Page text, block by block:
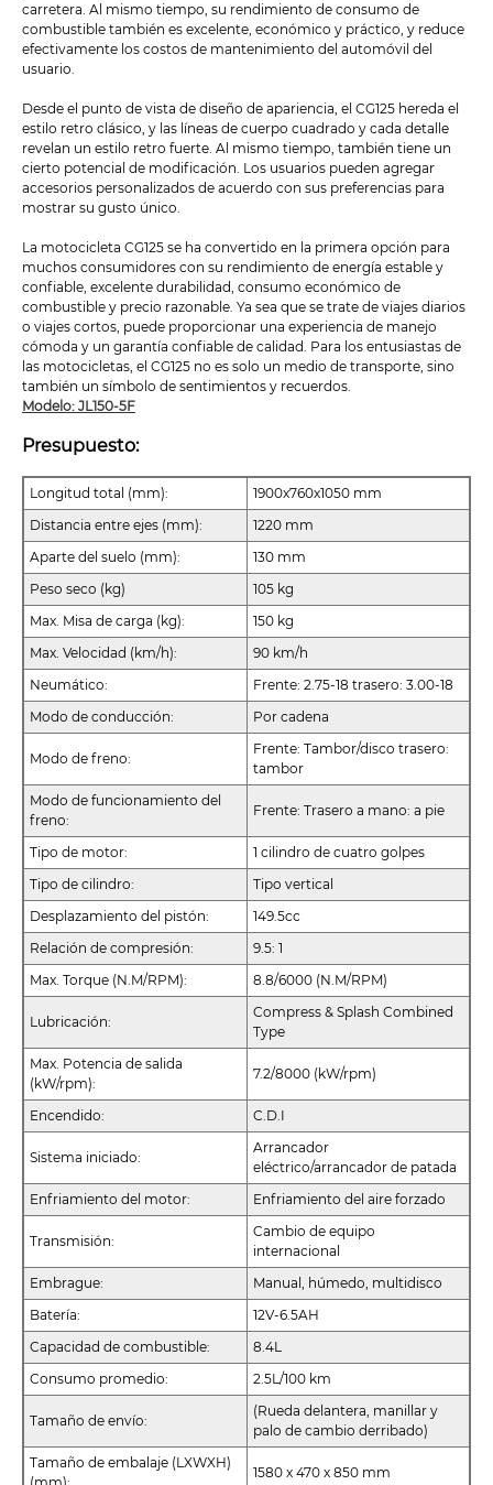
carretera. Al mismo tiempo, su rendimiento de consumo de
combustible también es excelente, económico y práctico, y reduce
efectivamente los costos de mantenimiento del automóvil del
usuario.
Desde el punto de vista de diseño de apariencia, el CG125 hereda el
estilo retro clásico, y las líneas de cuerpo cuadrado y cada detalle
revelan un estilo retro fuerte. Al mismo tiempo, también tiene un
cierto potencial de modificación. Los usuarios pueden agregar
accesorios personalizados de acuerdo con sus preferencias para
mostrar su gusto único.
La motocicleta CG125 se ha convertido en la primera opción para
muchos consumidores con su rendimiento de energía estable y
confiable, excelente durabilidad, consumo económico de
combustible y precio razonable. Ya sea que se trate de viajes diarios
o viajes cortos, puede proporcionar una experiencia de manejo
cómoda y un garantía confiable de calidad. Para los entusiastas de
las motocicletas, el CG125 no es solo un medio de transporte, sino
también un símbolo de sentimientos y recuerdos.
Modelo: JL150-5F
Presupuesto:
Longitud total (mm):
1900x760x1050 mm
Distancia entre ejes (mm):
1220 mm
Aparte del suelo (mm):
130 mm
Peso seco (kg)
105 kg
Max. Misa de carga (kg):
150 kg
Max. Velocidad (km/h):
90 km/h
Neumático:
Frente: 2.75-18 trasero: 3.00-18
Modo de conducción:
Por cadena
Modo de freno:
Frente: Tambor/disco trasero:
tambor
Modo de funcionamiento del
freno:
Frente: Trasero a mano: a pie
Tipo de motor:
1 cilindro de cuatro golpes
Tipo de cilindro:
Tipo vertical
Desplazamiento del pistón:
149.5cc
Relación de compresión:
9.5: 1
Max. Torque (N.M/RPM):
8.8/6000 (N.M/RPM)
Lubricación:
Compress & Splash Combined
Type
Max. Potencia de salida
(kW/rpm):
7.2/8000 (kW/rpm)
Encendido: C.D.I
Sistema iniciado:
Arrancador
eléctrico/arrancador de patada
Enfriamiento del motor:
Enfriamiento del aire forzado
Transmisión:
Cambio de equipo
internacional
Embrague:
Manual, húmedo, multidisco
Batería:
12V-6.5AH
Capacidad de combustible:
8.4L
Consumo promedio:
2.5L/100 km
Tamaño de envío:
(Rueda delantera, manillar y
palo de cambio derribado)
Tamaño de embalaje (LXWXH)
1580 x 470 x 850 mm